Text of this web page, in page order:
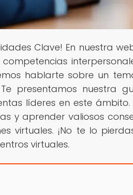
Clave! En nuestra
hablarte sobre un
presentamos nuestra
líderes en este
y aprender valiosos
virtuales. ¡No te lo
virtuales.